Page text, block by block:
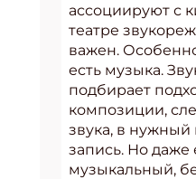
ассоциируют с
театре
важен.
есть музыка.
подбирает
композиции,
звука, в
запись. Но даже
музыкальный,